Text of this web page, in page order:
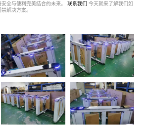
全与便利完美结合的未来。 联系我们
今天就来了解我们如
解决方案。